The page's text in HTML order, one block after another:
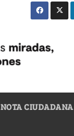
NOTA CIUDADANA